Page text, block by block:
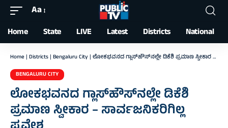
Font
Resizer
Aa
Home State LIVE Latest Districts National
Home | Districts | Bengaluru City | ಲೋಕಭವನದ ಗ್ಲಾಸ್‌ಹೌಸ್‌ನಲ್ಲೇ ಡಿಕೆಶಿ ಪ್ರಮಾಣ ಸ್ವೀಕಾರ – ಸಾರ್ವಜನಿಕರಿಗಿಲ್ಲ ಪ್ರವೇಶ
BENGALURU CITY
ಲೋಕಭವನದ ಗ್ಲಾಸ್‌ಹೌಸ್‌ನಲ್ಲೇ ಡಿಕೆಶಿ
ಪ್ರಮಾಣ ಸ್ವೀಕಾರ – ಸಾರ್ವಜನಿಕರಿಗಿಲ್ಲ